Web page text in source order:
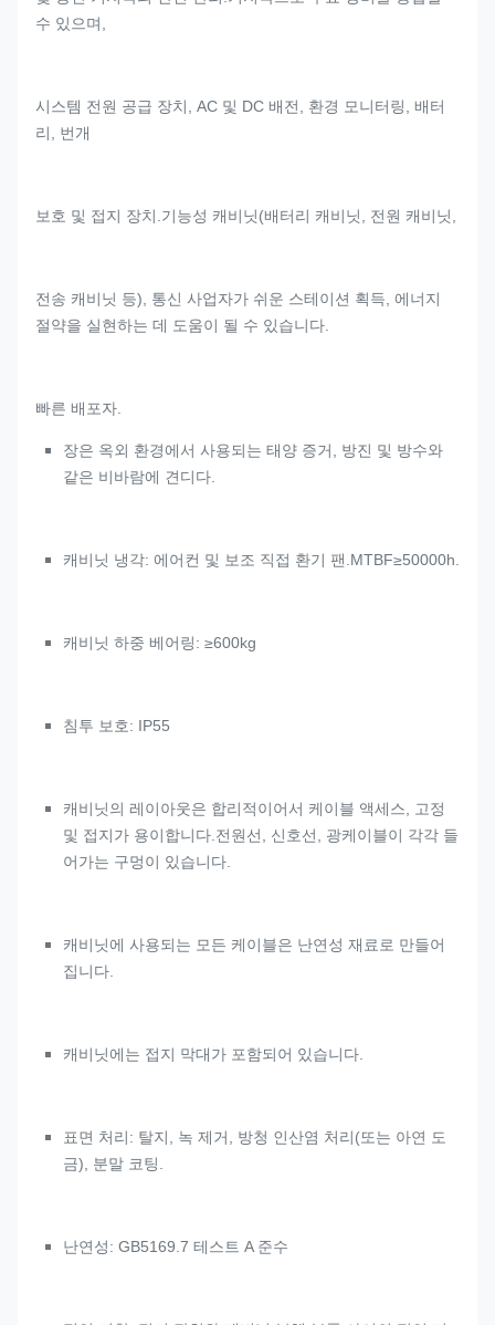
수 있으며,
시스템 전원 공급 장치, AC 및 DC 배전, 환경 모니터링, 배터
리, 번개
보호 및 접지 장치.기능성 캐비닛(배터리 캐비닛, 전원 캐비닛,
전송 캐비닛 등), 통신 사업자가 쉬운 스테이션 획득, 에너지
절약을 실현하는 데 도움이 될 수 있습니다.
빠른 배포자.
장은 옥외 환경에서 사용되는 태양 증거, 방진 및 방수와
같은 비바람에 견디다.
캐비닛 냉각: 에어컨 및 보조 직접 환기 팬.MTBF≥50000h.
캐비닛 하중 베어링: ≥600kg
침투 보호: IP55
캐비닛의 레이아웃은 합리적이어서 케이블 액세스, 고정
및 접지가 용이합니다.전원선, 신호선, 광케이블이 각각 들
어가는 구멍이 있습니다.
캐비닛에 사용되는 모든 케이블은 난연성 재료로 만들어
집니다.
캐비닛에는 접지 막대가 포함되어 있습니다.
표면 처리: 탈지, 녹 제거, 방청 인산염 처리(또는 아연 도
금), 분말 코팅.
난연성: GB5169.7 테스트 A 준수